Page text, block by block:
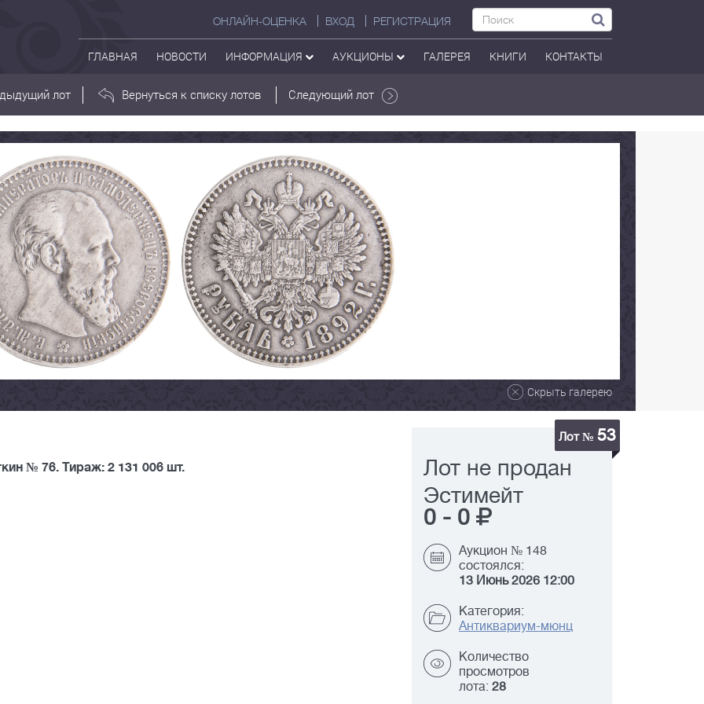
ОНЛАЙН-ОЦЕНКА ВХОД РЕГИСТРАЦИЯ
ГЛАВНАЯ НОВОСТИ ИНФОРМАЦИЯ АУКЦИОНЫ ГАЛЕРЕЯ КНИГИ КОНТАКТЫ
лот Вернуться к списку лотов Следующий лот
Скрыть галерею
№ 76. Тираж: 2 131 006 шт.
Лот № 53
Лот не продан
Эстимейт
0 - 0
Аукцион № 148
состоялся:
13 Июнь 2026 12:00
Категория:
Антиквариум-мюнц
Количество
просмотров
лота: 28